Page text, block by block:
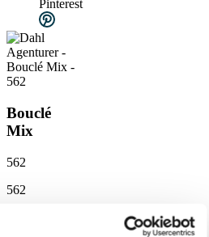
Pinterest
Bouclé
Mix
562
562